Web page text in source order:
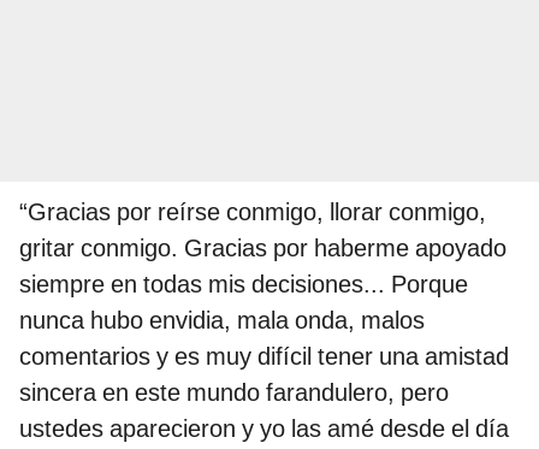
“Gracias por reírse conmigo, llorar conmigo,
gritar conmigo. Gracias por haberme apoyado
siempre en todas mis decisiones... Porque
nunca hubo envidia, mala onda, malos
comentarios y es muy difícil tener una amistad
sincera en este mundo farandulero, pero
ustedes aparecieron y yo las amé desde el día